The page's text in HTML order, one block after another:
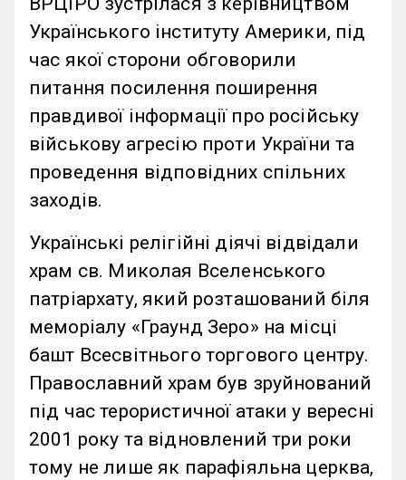
Українського інституту Америки, під
час якої сторони обговорили
питання посилення поширення
правдивої інформації про російську
військову агресію проти України та
проведення відповідних спільних
заходів.
Українські релігійні діячі відвідали
храм св. Миколая Вселенського
патріархату, який розташований біля
меморіалу «Граунд Зеро» на місці
башт Всесвітнього торгового центру.
Православний храм був зруйнований
під час терористичної атаки у вересні
2001 року та відновлений три роки
тому не лише як парафіяльна церква,